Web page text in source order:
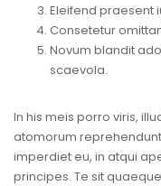
Eleifend praesent
Consetetur
Novum blandit
scaevola.
In his meis porro viris,
atomorum
imperdiet eu, in atqui
principes. Te sit